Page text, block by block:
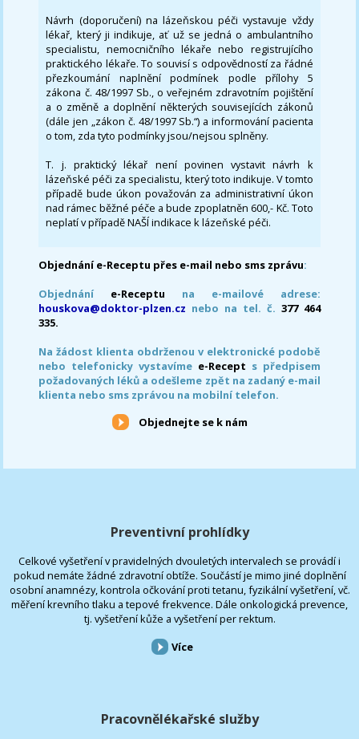
Návrh (doporučení) na lázeňskou péči vystavuje vždy
lékař, který ji indikuje, ať už se jedná o ambulantního
specialistu, nemocničního lékaře nebo registrujícího
praktického lékaře. To souvisí s odpovědností za řádné
přezkoumání naplnění podmínek podle přílohy 5
zákona č. 48/1997 Sb., o veřejném zdravotním pojištění
a o změně a doplnění některých souvisejících zákonů
(dále jen „zákon č. 48/1997 Sb.“) a informování pacienta
o tom, zda tyto podmínky jsou/nejsou splněny.
T. j. praktický lékař není povinen vystavit návrh k
lázeňské péči za specialistu, který toto indikuje. V tomto
případě bude úkon považován za administrativní úkon
nad rámec běžné péče a bude zpoplatněn 600,- Kč. Toto
neplatí v případě NAŠÍ indikace k lázeňské péči.
Objednání e-Receptu přes e-mail nebo sms zprávu:
Objednání e-Receptu na e-mailové adrese:
houskova@doktor-plzen.cz nebo na tel. č. 377 464
335.
Na žádost klienta obdrženou v elektronické podobě
nebo telefonicky vystavíme e-Recept s předpisem
požadovaných léků a odešleme zpět na zadaný e-mail
klienta nebo sms zprávou na mobilní telefon.
Objednejte se k nám
Preventivní prohlídky
Celkové vyšetření v pravidelných dvouletých intervalech se provádí i
pokud nemáte žádné zdravotní obtíže. Součástí je mimo jiné doplnění
osobní anamnézy, kontrola očkování proti tetanu, fyzikální vyšetření, vč.
měření krevního tlaku a tepové frekvence. Dále onkologická prevence,
tj. vyšetření kůže a vyšetření per rektum.
Více
Pracovnělékařské služby